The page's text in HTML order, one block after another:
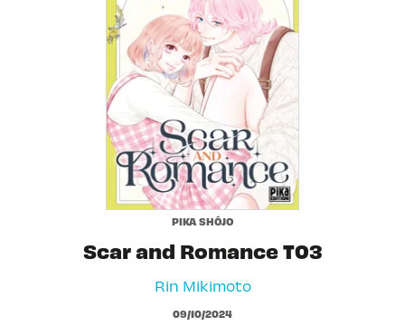
PIKA SHÔJO
Scar and Romance T03
Rin Mikimoto
09/10/2024